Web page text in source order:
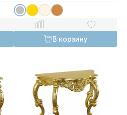
В корзину